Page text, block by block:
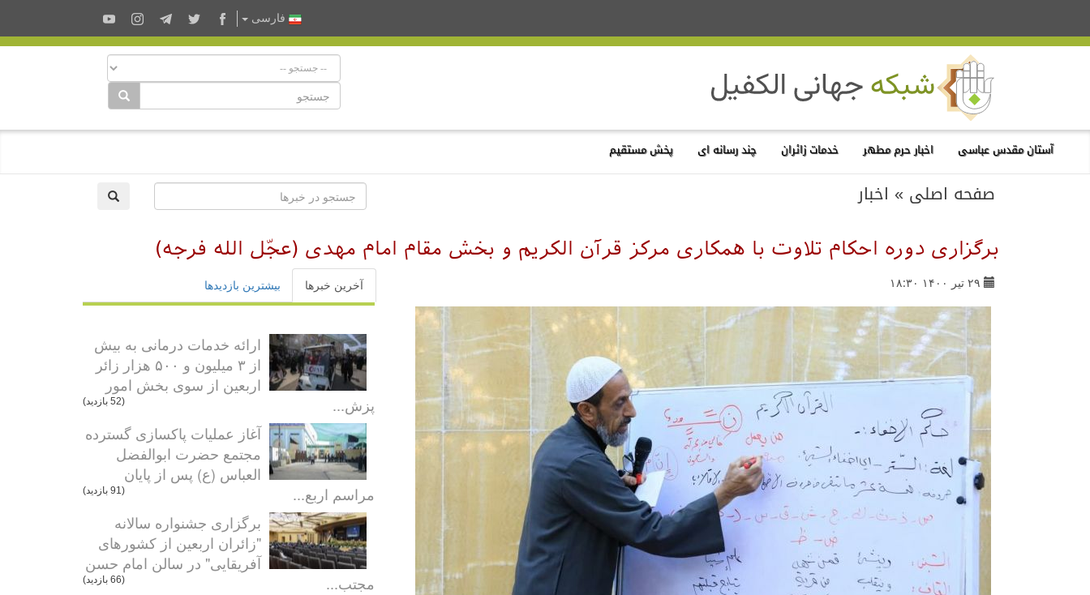
فارسى
آستان مقدس عباسی اخبار حرم مطهر خدمات زائران چند رسانه ای پخش مستقیم
صفحه اصلی » اخبار
برگزاری دوره احکام تلاوت با همکاری مرکز قرآن الکریم و بخش مقام امام مهدی (عجّل الله فرجه)
۲۹ تیر ۱۴۰۰ ۱۸:۳۰ آخرین خبرها بیشترین بازدیدها
ارائه خدمات درمانی به بیش
از ۳ میلیون و ۵۰۰ هزار زائر
اربعین از سوی بخش امور
پزش...
(52 بازدید)
آغاز عملیات پاکسازی گسترده
مجتمع حضرت ابوالفضل
العباس (ع) پس از پایان
مراسم اربع...
(91 بازدید)
برگزاری جشنواره سالانه
"زائران اربعین از کشورهای
آفریقایی" در سالن امام حسن
مجتب...
(66 بازدید)